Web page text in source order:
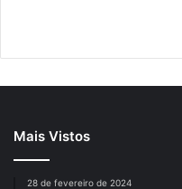
Mais Vistos
28 de fevereiro de 2024